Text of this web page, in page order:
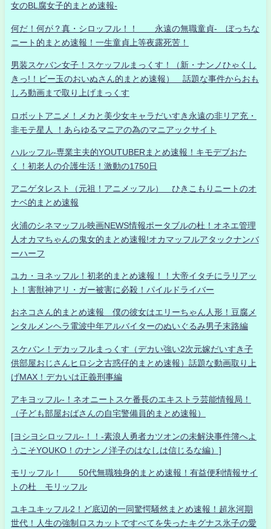
女のBL腐女子的まとめ速報-
何だ！何が？真・シロッフル！！ 永遠の無職童貞- ぼっちな
ニート的まとめ速報！一生童貞上等夜露死苦！
男装スケバン女子！スケッフルまっくす！（新・ナンノひゃくし
きっ!！ビー玉のおいぬさん的まとめ速報） 話題な事件からおも
しろ動画まで取り上げまっくす
ロボットアニメ！メカと美少女キャラだいすき永遠の非リア充・
非モテ星人 ！あらゆるマニアの為のマニアックサイト
ハルッフル-専業主夫的YOUTUBERまとめ速報！キモデブおた
く！初老人の介護生活！激動の1750日
アニゲタレスト（元祖！アニメッフル） ひきこもりニートのオ
ナベ的まとめ速報
火浦のシネマッフル映画NEWS情報ポータブルの杜！オネエ管理
人オカマちゃんの鬼女的まとめ速報!オカマッフルアタックナンバ
ーハーフ
ユカ・ヨネッフル！初老的まとめ速報！！大帝イタチにラリアッ
ト！害獣神アリ・ガー被害に必殺！パイルドライバー
おネコさん的まとめ速報 僕の彼女はエリーちゃん人形！豆腐メ
ンタルメンヘラ電波中年アルバイターのぬいぐるみ男子末路編
スケバン！デカッフルまっくす（デカい強い2次元嫁だいすき子
供部屋おじさんヒロシ之古惑仔的まとめ速報）話題な動画取り上
げMAX！デカいは正義刑事編
アキヨッフル-！ネオニートスケ番長のエキストラ芸能情報局！
（子ども部屋おばさんの自宅警備員的まとめ速報）
[ヨシヨシロッフル-！！-素浪人勇者カツオンの未解決事件簿へよ
うこそYOUKO！のナンノ洋子のはなしは信じるな編）]
モリッフル！ 50代無職独身的まとめ速報！有益便利情報サイ
トの杜 モリッフル
ユキユキッフル2！ど底辺的一同驚愕騒然まとめ速報！超氷河期
世代！人生の強制ロスカットですべてを失ったキグナス氷子の愛